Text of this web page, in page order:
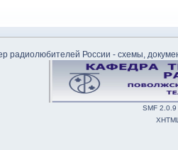
SMF 2.0.9